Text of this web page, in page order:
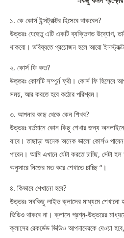
১. কে কোর্স ইন্সট্রাক্টর হিসেবে থাকবেন?
উত্তরঃ যেহেতু এটি একটি ব্যক্তিগত উদ্যোগ,
থাকবো। ভবিষ্যতে প্রয়োজন হলে আরো
২. কোর্স ফি কত?
উত্তরঃ কোর্সটি সম্পুর্ন ফ্রী। কোর্স ফি হিসেবে
সময়, আর করতে হবে কঠোর পরিশ্রম।
৩. আপনার কাছ থেকে কেন শিখব?
উত্তরঃ বর্তমানে কোন কিছু শেখার জন্য
যাবে। তাছাড়া অনেক অনেক ভালো কোর্সও
পারেন। আমি এখানে যেটা করতে চাচ্ছি, সেটা হল
অনুসারে নিজের মত করে শেখাতে চাচ্ছি “।
৪. কিভাবে শেখানো হবে?
উত্তরঃ সবকিছু লাইভ ক্লাসের মাধ্যমে শেখানো
ভিডিও থাকবে না। ক্লাসে প্রশ্ন-উত্তরের
ক্লাসের রেকর্ডেড ভিডিও আপনাদেরকে দেওয়া